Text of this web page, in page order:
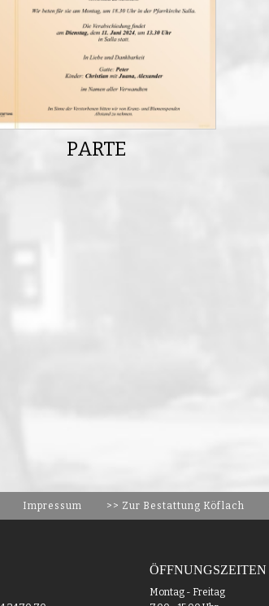
PARTE
Impressum >> Zur Bestattung Köflach
ÖFFNUNGSZEITEN
Montag - Freitag